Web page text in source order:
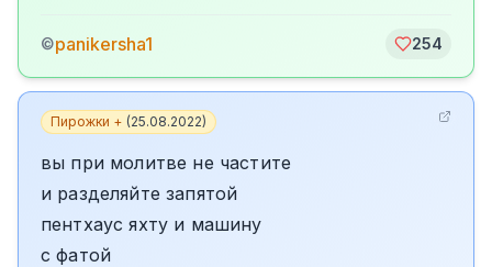
©panikersha1 254
Пирожки + (25.08.2022)
вы при молитве не частите
и разделяйте запятой
пентхаус яхту и машину
с фатой